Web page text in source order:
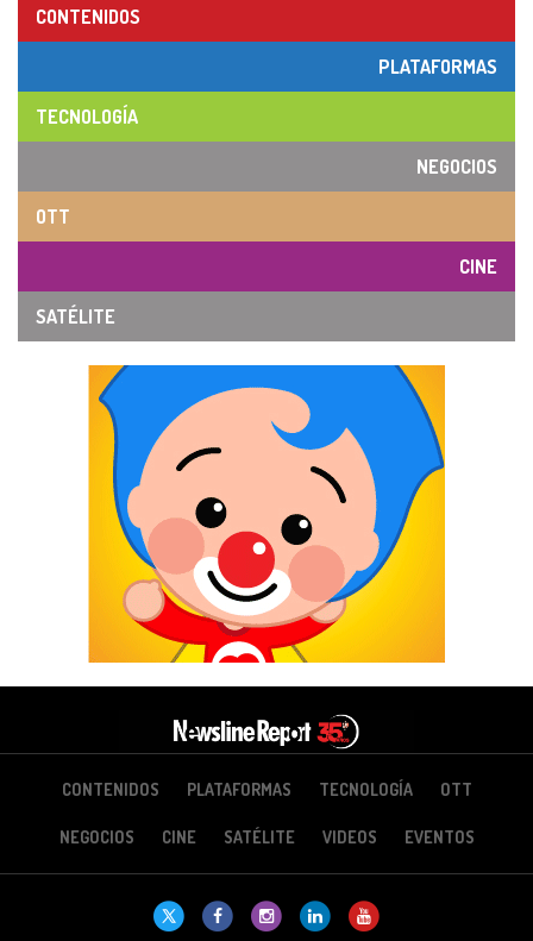
CONTENIDOS
PLATAFORMAS
TECNOLOGÍA
NEGOCIOS
OTT
CINE
SATÉLITE
CONTENIDOS PLATAFORMAS TECNOLOGÍA OTT
NEGOCIOS CINE SATÉLITE VIDEOS EVENTOS